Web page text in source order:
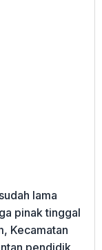
lama
pinak tinggal
Kecamatan
pendidik